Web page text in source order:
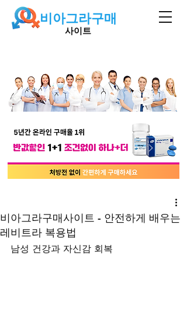
비아그라구매
사이트
비아그라구매사이트 - 안전하게 배우는
레비트라 복용법
남성 건강과 자신감 회복